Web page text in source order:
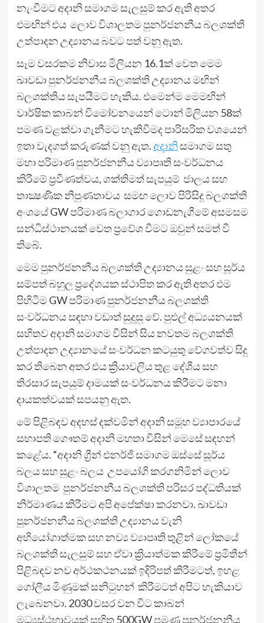
නැංවීමට අදානි සමාගම සැලසුම් කර ඇති අතර
එමඟින් එය ලොව විශාලතම පුනර්ජනනීය බලශක්ති
උත්පාදන උද්‍යානය බවට පත් වනු ඇත.
සෑම වසරකම නිවාස මිලියන 16.1ක් වෙත මෙම
ඛාවඩා පුනර්ජනනීය බලශක්ති උද්‍යානය මඟින්
බලශක්තිය සැපයීමට හැකිය. එමෙන්ම මෙමඟින්
වාර්ෂික කාබන් විමෝචනයෙන් ටොන් මිලියන 58ක්
පමණ වළක්වා ගැනීමට හැකිවීමද පාරිසරික වශයෙන්
ඉතා වැදගත් කරුණක් වනු ඇත.අදානිසමාගම සතු
මහා පරිමාණ පුනර්ජනනීය ව්‍යාපෘති සංවර්ධනය
කිරීමේ ප්‍රවීණත්වය, ශක්තිමත් සැපයුම් ජාලය සහ
තාක්‍ෂණික නිපුණතාවය සමඟ ලොව පිරිසිදු බලශක්ති
අංශයේ GW පරිමාණ බලාගාර ගොඩනැගීමේ අසමසම
සන්ධිස්ථානයක් වෙත ප්‍රවේශ වීමට ඔවුන් සමත් වී
තිබේ.
මෙම පුනර්ජනනීය බලශක්ති උද්‍යානය සුළං සහ සූර්ය
සම්පත් බහුල ප්‍රදේශයක ස්ථාපිත කර ඇති අතර එම
පිහිටීම GW පරිමාණ පුනර්ජනනීය බලශක්ති
සංවර්ධනය සඳහා වඩාත් සුදුසු වේ. පුළුල් අධ්‍යයනයක්
සහිතව අදානි සමාගම විසින් සිය නවතම බලශක්ති
උත්පාදන උද්‍යානයේ සංවර්ධන කටයුතු වේගවත්ව සිදු
කර තිබෙන අතර එය ක්‍රියාවලිය තුළ දේශීය සහ
තිරසාර සැපයුම් දාමයක් සංවර්ධනය කිරීමට මනා
දායකත්වයක් සපයනු ඇත.
මේ පිළිබඳව අදහස් දක්වමින් අදානි සමූහ ව්‍යාපාරයේ
සභාපති ගෞතම් අදානි මහතා විසින් මෙසේ සඳහන්
කළේය. “අදානි ග්‍රීන් එනර්ජි සමාගම ඔස්සේ සූර්ය
බලය සහ සුළං බලය උපයෝගි කරගනිමින් ලොව
විශාලතම පුනර්ජනනීය බලශක්ති පරිසර පද්ධතියක්
නිර්මාණය කිරීමට අපි අපේක්ෂා කරනවා. ඛාවඩා
පුනර්ජනනීය බලශක්ති උද්‍යානය වැනි
අභියෝගාත්මක සහ නව්‍ය ව්‍යාපෘති තුළින් ලෝකයේ
බලශක්ති සැලසුම් සහ ඒවා ක්‍රියාත්මක කිරීමේ ප්‍රමිතීන්
පිළිබඳව නව අර්ථකථනයක් ඉදිරිපත් කිරීමටත්, ඉහළ
ගෝලීය මිණුමක් සනිටුහන් කිරීමටත් අපිට හැකියාව
ලැබෙනවා. 2030 වසර වන විට කාබන්
මධ්‍යස්ථභාවයක් සහිත 500GW පමණ පුනර්ජනනීය